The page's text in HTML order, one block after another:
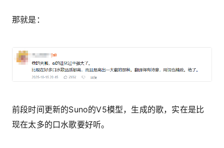
那就是：
前段时间更新的Suno的V5模型，生成的歌，实在是比
现在太多的口水歌要好听。